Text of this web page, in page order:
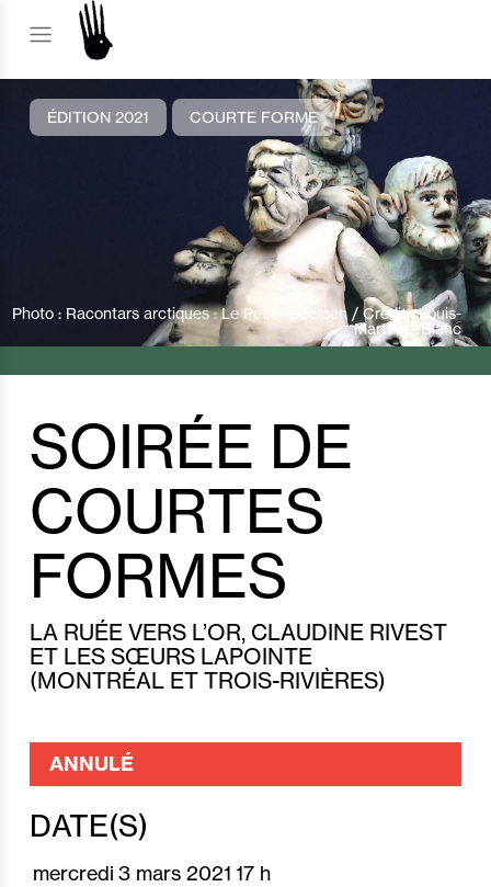
ÉDITION 2021 COURTE FORME
Photo : Racontars arctiques : Le Petit Pedersen / Crédit : Louis-
Martin LeBlanc
SOIRÉE DE
COURTES
FORMES
LA RUÉE VERS L’OR, CLAUDINE RIVEST
ET LES SŒURS LAPOINTE
(MONTRÉAL ET TROIS-RIVIÈRES)
DATE(S)
mercredi 3 mars 2021 17 h